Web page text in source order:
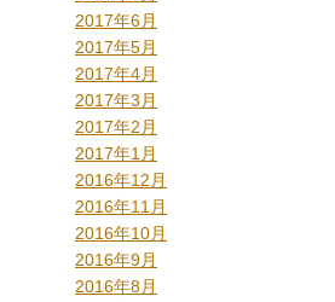
2017年6月
2017年5月
2017年4月
2017年3月
2017年2月
2017年1月
2016年12月
2016年11月
2016年10月
2016年9月
2016年8月